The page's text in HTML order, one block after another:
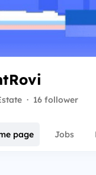
· 16 follower
page Jobs